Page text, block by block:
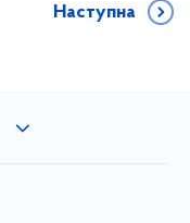
Наступна